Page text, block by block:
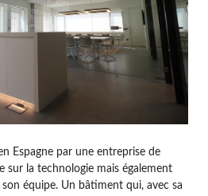
Espagne par une entreprise de
sur la technologie mais également
équipe. Un bâtiment qui, avec sa